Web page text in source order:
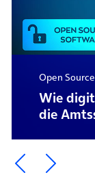
Open
Wie
die
Ein Ein